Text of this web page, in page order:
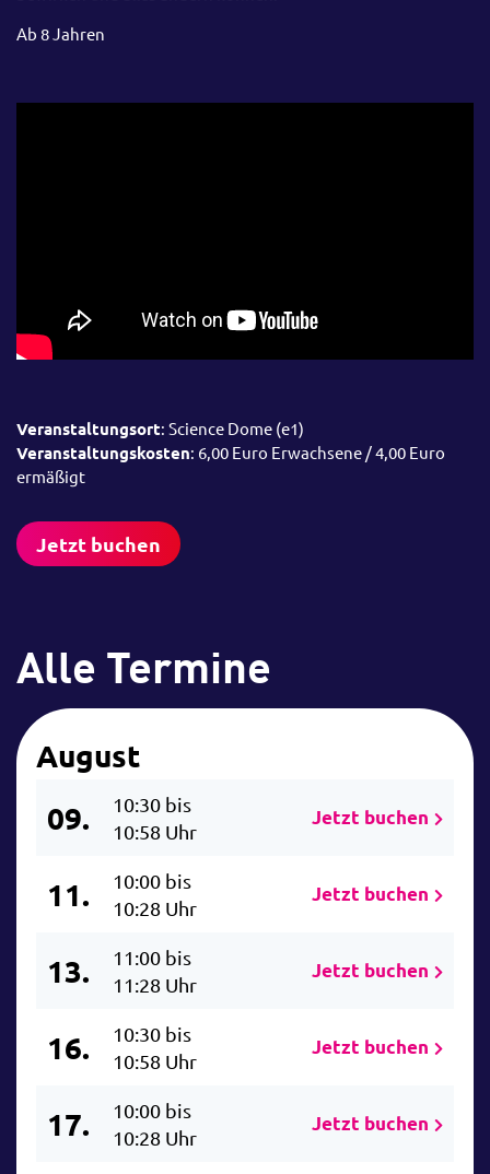
Ab 8 Jahren
Veranstaltungsort: Science Dome (e1)
Veranstaltungskosten: 6,00 Euro Erwachsene / 4,00 Euro
ermäßigt
Jetzt buchen
Alle Termine
August
09.
10:30 bis
10:58 Uhr
Jetzt buchen
11.
10:00 bis
10:28 Uhr
Jetzt buchen
13.
11:00 bis
11:28 Uhr
Jetzt buchen
16.
10:30 bis
10:58 Uhr
Jetzt buchen
17.
10:00 bis
10:28 Uhr
Jetzt buchen